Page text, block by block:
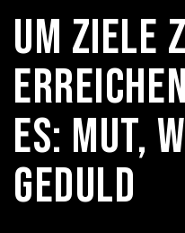
Um Ziele
es: Mut,
Geduld